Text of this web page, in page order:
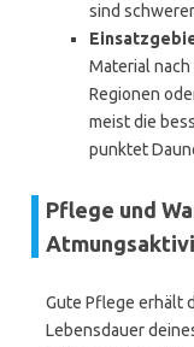
sind
Material
Regionen
meist die
punktet
Pflege und
Gute Pflege erhält
Lebensdauer